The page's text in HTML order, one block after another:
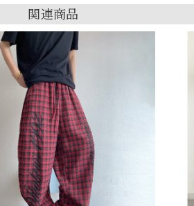
関連商品